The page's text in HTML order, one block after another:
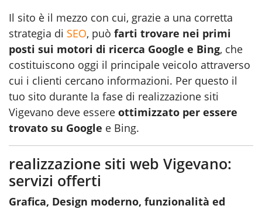
Il sito è il mezzo con cui, grazie a una corretta
strategia di SEO, può farti trovare nei primi
posti sui motori di ricerca Google e Bing, che
costituiscono oggi il principale veicolo attraverso
cui i clienti cercano informazioni. Per questo il
tuo sito durante la fase di realizzazione siti
Vigevano deve essere ottimizzato per essere
trovato su Google e Bing.
realizzazione siti web Vigevano:
servizi offerti
Grafica, Design moderno, funzionalità ed